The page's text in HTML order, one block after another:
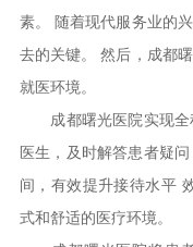
素。 随着现代服务业的
去的关键。 然后，成都
就医环境。
成都曙光医院实现全
医生，及时解答患者疑
间，有效提升接待水平
式和舒适的医疗环境。